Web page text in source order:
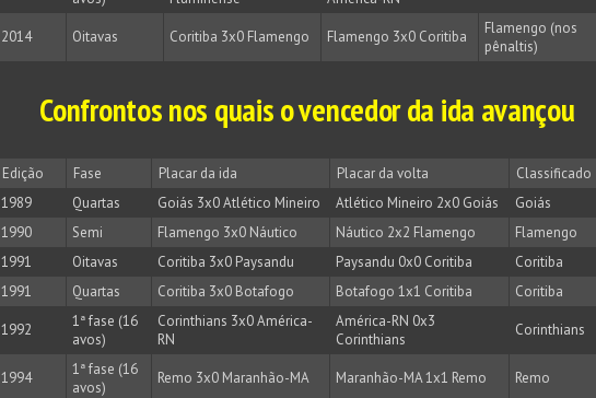
2014 Oitavas Coritiba 3x0 Flamengo Flamengo 3x0 Coritiba
Flamengo (nos
pênaltis)
Confrontos nos quais o vencedor da ida avançou
Edição Fase Placar da ida Placar da volta
Classificado
1989
Quartas Goiás 3x0 Atlético Mineiro Atlético Mineiro 2x0 Goiás
Goiás
1990
Semi Flamengo 3x0 Náutico Náutico 2x2 Flamengo
Flamengo
1991
Oitavas Coritiba 3x0 Paysandu Paysandu 0x0 Coritiba
Coritiba
1991
Quartas Coritiba 3x0 Botafogo Botafogo 1x1 Coritiba Coritiba
1992
1ª fase (16
avos)
Corinthians 3x0 América-
RN
América-RN 0x3
Corinthians
Corinthians
1994
1ª fase (16
avos)
Remo 3x0 Maranhão-MA Maranhão-MA 1x1 Remo Remo